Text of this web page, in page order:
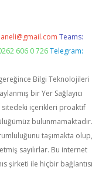
Teams:
606 0 726 Telegram:
Bilgi Teknolojileri
bir Yer Sağlayıcı
içerikleri proaktif
bulunmamaktadır.
taşımakta olup,
sayılırlar. Bu internet
şirketi ile hiçbir bağlantısı